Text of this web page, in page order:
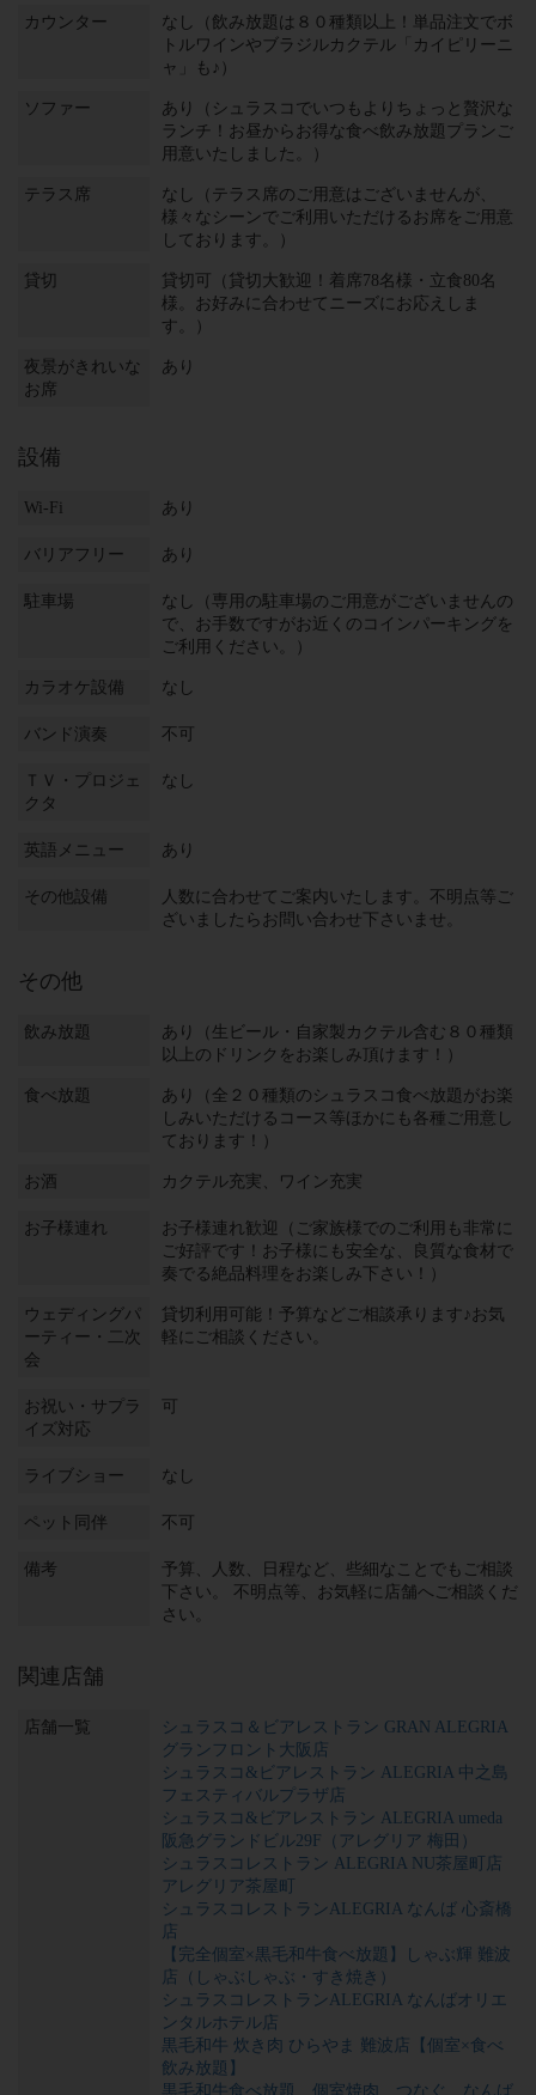
カウンター
なし（飲み放題は８０種類以上！単品注文でボ
トルワインやブラジルカクテル「カイピリーニ
ャ」も♪）
ソファー
あり（シュラスコでいつもよりちょっと贅沢な
ランチ！お昼からお得な食べ飲み放題プランご
用意いたしました。）
テラス席
なし（テラス席のご用意はございませんが、
様々なシーンでご利用いただけるお席をご用意
しております。）
貸切
貸切可（貸切大歓迎！着席78名様・立食80名
様。お好みに合わせてニーズにお応えしま
す。）
夜景がきれいな
お席
あり
設備
Wi-Fi あり
バリアフリー あり
駐車場
なし（専用の駐車場のご用意がございませんの
で、お手数ですがお近くのコインパーキングを
ご利用ください。）
カラオケ設備 なし
バンド演奏 不可
ＴＶ・プロジェ
クタ
なし
英語メニュー あり
その他設備
人数に合わせてご案内いたします。不明点等ご
ざいましたらお問い合わせ下さいませ。
その他
飲み放題
あり（生ビール・自家製カクテル含む８０種類
以上のドリンクをお楽しみ頂けます！）
食べ放題
あり（全２０種類のシュラスコ食べ放題がお楽
しみいただけるコース等ほかにも各種ご用意し
ております！）
お酒 カクテル充実、ワイン充実
お子様連れ
お子様連れ歓迎（ご家族様でのご利用も非常に
ご好評です！お子様にも安全な、良質な食材で
奏でる絶品料理をお楽しみ下さい！）
ウェディングパ
ーティー・二次
会
貸切利用可能！予算などご相談承ります♪お気
軽にご相談ください。
お祝い・サプラ
イズ対応
可
ライブショー なし
ペット同伴 不可
備考
予算、人数、日程など、些細なことでもご相談
下さい。 不明点等、お気軽に店舗へご相談くだ
さい。
関連店舗
店舗一覧
シュラスコ＆ビアレストラン GRAN ALEGRIA
グランフロント大阪店
シュラスコ&ビアレストラン ALEGRIA 中之島
フェスティバルプラザ店
シュラスコ&ビアレストラン ALEGRIA umeda
阪急グランドビル29F（アレグリア 梅田）
シュラスコレストラン ALEGRIA NU茶屋町店
アレグリア茶屋町
シュラスコレストランALEGRIA なんば 心斎橋
店
【完全個室×黒毛和牛食べ放題】しゃぶ輝 難波
店（しゃぶしゃぶ・すき焼き）
シュラスコレストランALEGRIA なんばオリエ
ンタルホテル店
黒毛和牛 炊き肉 ひらやま 難波店【個室×食べ
飲み放題】
黒毛和牛食べ放題 個室焼肉 つなぐ なんば